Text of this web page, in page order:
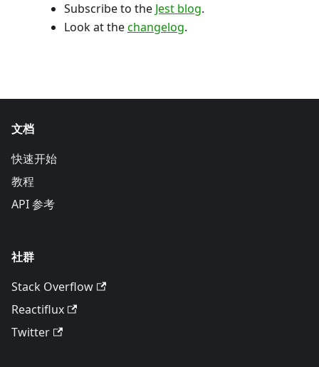
Subscribe to the Jest blog.
Look at thechangelog.
文档
快速开始
教程
API 参考
社群
Stack Overflow
Reactiflux
Twitter